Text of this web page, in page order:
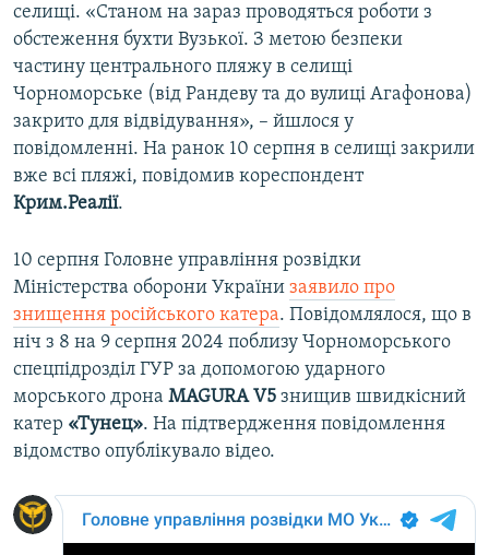
селищі. «Станом на зараз проводяться роботи з
обстеження бухти Вузької. З метою безпеки
частину центрального пляжу в селищі
Чорноморське (від Рандеву та до вулиці Агафонова)
закрито для відвідування», – йшлося у
повідомленні. На ранок 10 серпня в селищі закрили
вже всі пляжі, повідомив кореспондент
Крим.Реалії.
10 серпня Головне управління розвідки
Міністерства оборони України заявило про
знищення російського катера. Повідомлялося, що в
ніч з 8 на 9 серпня 2024 поблизу Чорноморського
спецпідрозділ ГУР за допомогою ударного
морського дрона MAGURA V5 знищив швидкісний
катер «Тунец». На підтвердження повідомлення
відомство опублікувало відео.